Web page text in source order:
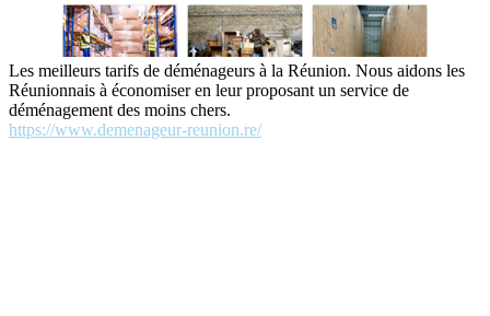
Les meilleurs tarifs de déménageurs à la Réunion. Nous aidons les
Réunionnais à économiser en leur proposant un service de
déménagement des moins chers.
https://www.demenageur-reunion.re/